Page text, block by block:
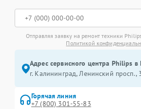
Отправляя заявку на ремонт техники
Политикой
Адрес сервисного центра Philips
г. Калининград, Ленинский просп.,
Горячая линия
+7 (800) 301-55-83